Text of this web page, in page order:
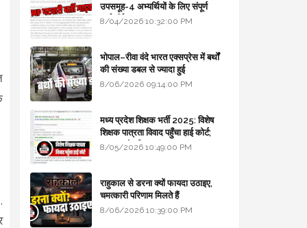
उपसमूह-4 अभ्यर्थियों के लिए संपूर्ण
मार्गदर्शिका
8/04/2026 10:32:00 PM
भोपाल–रीवा वंदे भारत एक्सप्रेस में बर्थों
की संख्या डबल से ज्यादा हुई
8/06/2026 09:14:00 PM
मध्य प्रदेश शिक्षक भर्ती 2025: विशेष
शिक्षक पात्रता विवाद पहुँचा हाई कोर्ट;
सरकार से माँगा जवाब
8/05/2026 10:49:00 PM
राहुकाल से डरना क्यों फायदा उठाइए,
चमत्कारी परिणाम मिलते हैं
8/06/2026 10:39:00 PM